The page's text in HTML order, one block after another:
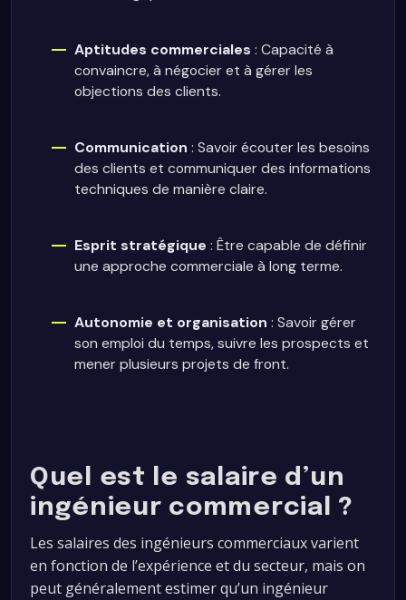
Aptitudes commerciales : Capacité à
convaincre, à négocier et à gérer les
objections des clients.
Communication : Savoir écouter les besoins
des clients et communiquer des informations
techniques de manière claire.
Esprit stratégique : Être capable de définir
une approche commerciale à long terme.
Autonomie et organisation : Savoir gérer
son emploi du temps, suivre les prospects et
mener plusieurs projets de front.
Quel est le salaire d’un
ingénieur commercial ?
Les salaires des ingénieurs commerciaux varient
en fonction de l’expérience et du secteur, mais on
peut généralement estimer qu’un ingénieur